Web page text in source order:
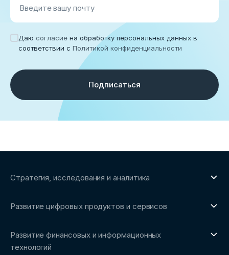
Введите вашу почту
Даю согласие на обработку персональных данных в
соответствии с Политикой конфиденциальности
Подписаться
Стратегия, исследования и аналитика
Обзоры рынка и аналитические исследования
Трендвотчинг и информационный сервис
Развитие цифровых продуктов и сервисов
Развитие финансовых и информационных
технологий